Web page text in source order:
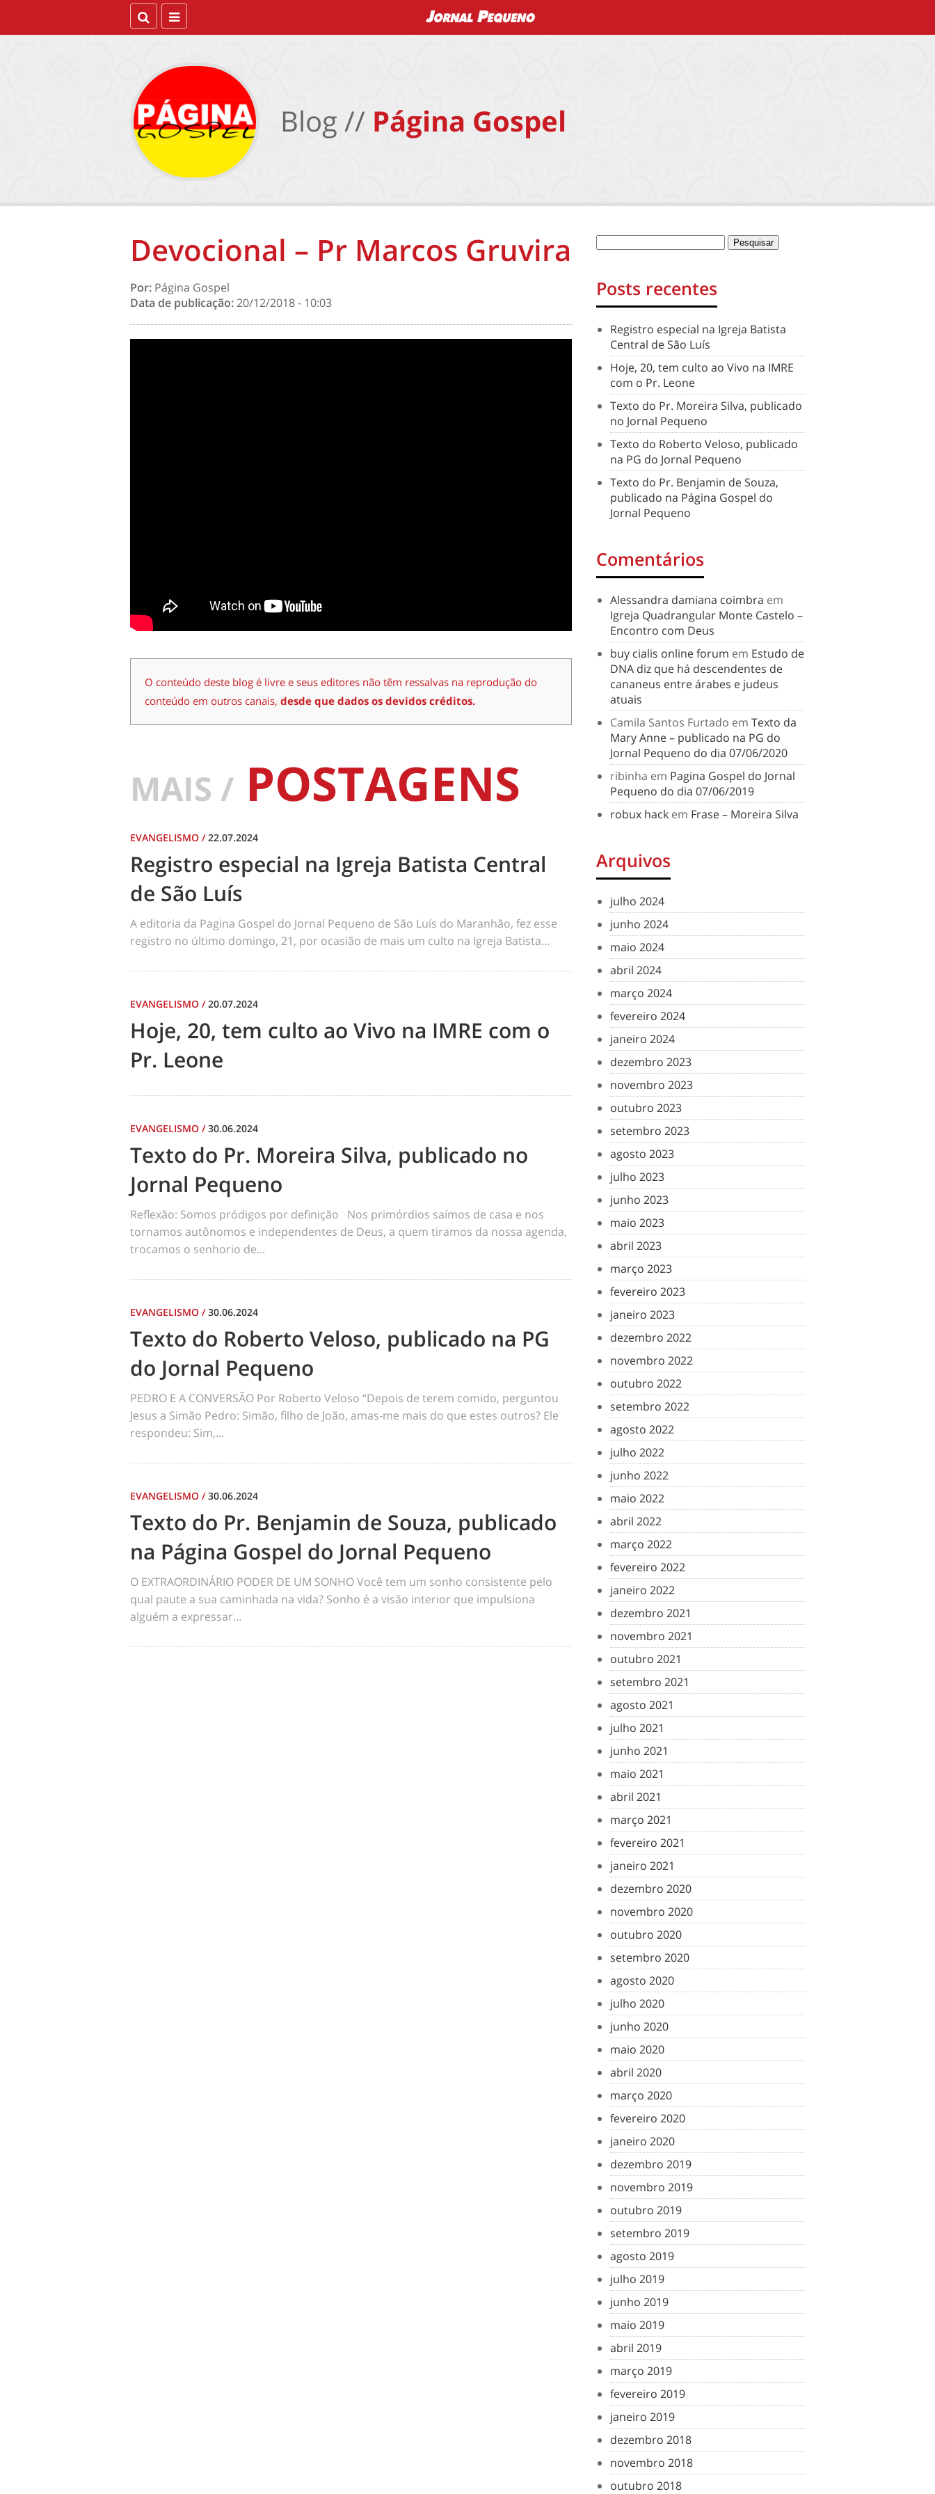
Blog // Página Gospel
Devocional – Pr Marcos Gruvira
Por: Página Gospel
Data de publicação:20/12/2018 - 10:03
O conteúdo deste blog é livre e seus editores não têm ressalvas na reprodução do
conteúdo em outros canais, desde que dados os devidos créditos.
MAIS / POSTAGENS
EVANGELISMO /22.07.2024
Registro especial na Igreja Batista Central
de São Luís
A editoria da Pagina Gospel do Jornal Pequeno de São Luís do Maranhão, fez esse
registro no último domingo, 21, por ocasião de mais um culto na Igreja Batista...
EVANGELISMO /20.07.2024
Hoje, 20, tem culto ao Vivo na IMRE com o
Pr. Leone
EVANGELISMO /30.06.2024
Texto do Pr. Moreira Silva, publicado no
Jornal Pequeno
Reflexão: Somos pródigos por definição Nos primórdios saímos de casa e nos
tornamos autônomos e independentes de Deus, a quem tiramos da nossa agenda,
trocamos o senhorio de...
EVANGELISMO /30.06.2024
Texto do Roberto Veloso, publicado na PG
do Jornal Pequeno
PEDRO E A CONVERSÃO Por Roberto Veloso “Depois de terem comido, perguntou
Jesus a Simão Pedro: Simão, filho de João, amas-me mais do que estes outros? Ele
respondeu: Sim,...
EVANGELISMO /30.06.2024
Texto do Pr. Benjamin de Souza, publicado
na Página Gospel do Jornal Pequeno
O EXTRAORDINÁRIO PODER DE UM SONHO Você tem um sonho consistente pelo
qual paute a sua caminhada na vida? Sonho é a visão interior que impulsiona
alguém a expressar...
Posts recentes
Registro especial na Igreja Batista
Central de São Luís
Hoje, 20, tem culto ao Vivo na IMRE
com o Pr. Leone
Texto do Pr. Moreira Silva, publicado
no Jornal Pequeno
Texto do Roberto Veloso, publicado
na PG do Jornal Pequeno
Texto do Pr. Benjamin de Souza,
publicado na Página Gospel do
Jornal Pequeno
Comentários
Alessandra damiana coimbra em
Igreja Quadrangular Monte Castelo –
Encontro com Deus
buy cialis online forum em Estudo de
DNA diz que há descendentes de
cananeus entre árabes e judeus
atuais
Camila Santos Furtado em Texto da
Mary Anne – publicado na PG do
Jornal Pequeno do dia 07/06/2020
ribinha em Pagina Gospel do Jornal
Pequeno do dia 07/06/2019
robux hack em Frase – Moreira Silva
Arquivos
julho 2024
junho 2024
maio 2024
abril 2024
março 2024
fevereiro 2024
janeiro 2024
dezembro 2023
novembro 2023
outubro 2023
setembro 2023
agosto 2023
julho 2023
junho 2023
maio 2023
abril 2023
março 2023
fevereiro 2023
janeiro 2023
dezembro 2022
novembro 2022
outubro 2022
setembro 2022
agosto 2022
julho 2022
junho 2022
maio 2022
abril 2022
março 2022
fevereiro 2022
janeiro 2022
dezembro 2021
novembro 2021
outubro 2021
setembro 2021
agosto 2021
julho 2021
junho 2021
maio 2021
abril 2021
março 2021
fevereiro 2021
janeiro 2021
dezembro 2020
novembro 2020
outubro 2020
setembro 2020
agosto 2020
julho 2020
junho 2020
maio 2020
abril 2020
março 2020
fevereiro 2020
janeiro 2020
dezembro 2019
novembro 2019
outubro 2019
setembro 2019
agosto 2019
julho 2019
junho 2019
maio 2019
abril 2019
março 2019
fevereiro 2019
janeiro 2019
dezembro 2018
novembro 2018
outubro 2018